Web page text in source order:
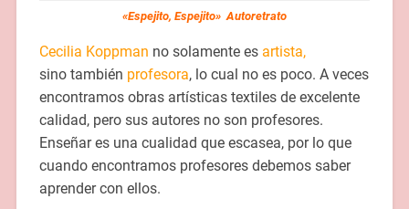
«Espejito, Espejito» Autoretrato
Cecilia Koppman no solamente es artista,
sino también profesora, lo cual no es poco. A veces
encontramos obras artísticas textiles de excelente
calidad, pero sus autores no son profesores.
Enseñar es una cualidad que escasea, por lo que
cuando encontramos profesores debemos saber
aprender con ellos.